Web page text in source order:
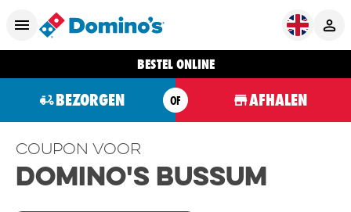
BESTEL ONLINE
BEZORGEN OF AFHALEN
Coupon voor
Domino's Bussum